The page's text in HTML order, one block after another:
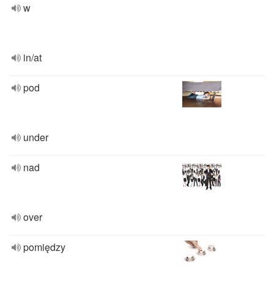
w
in/at
pod
under
nad
over
pomiędzy